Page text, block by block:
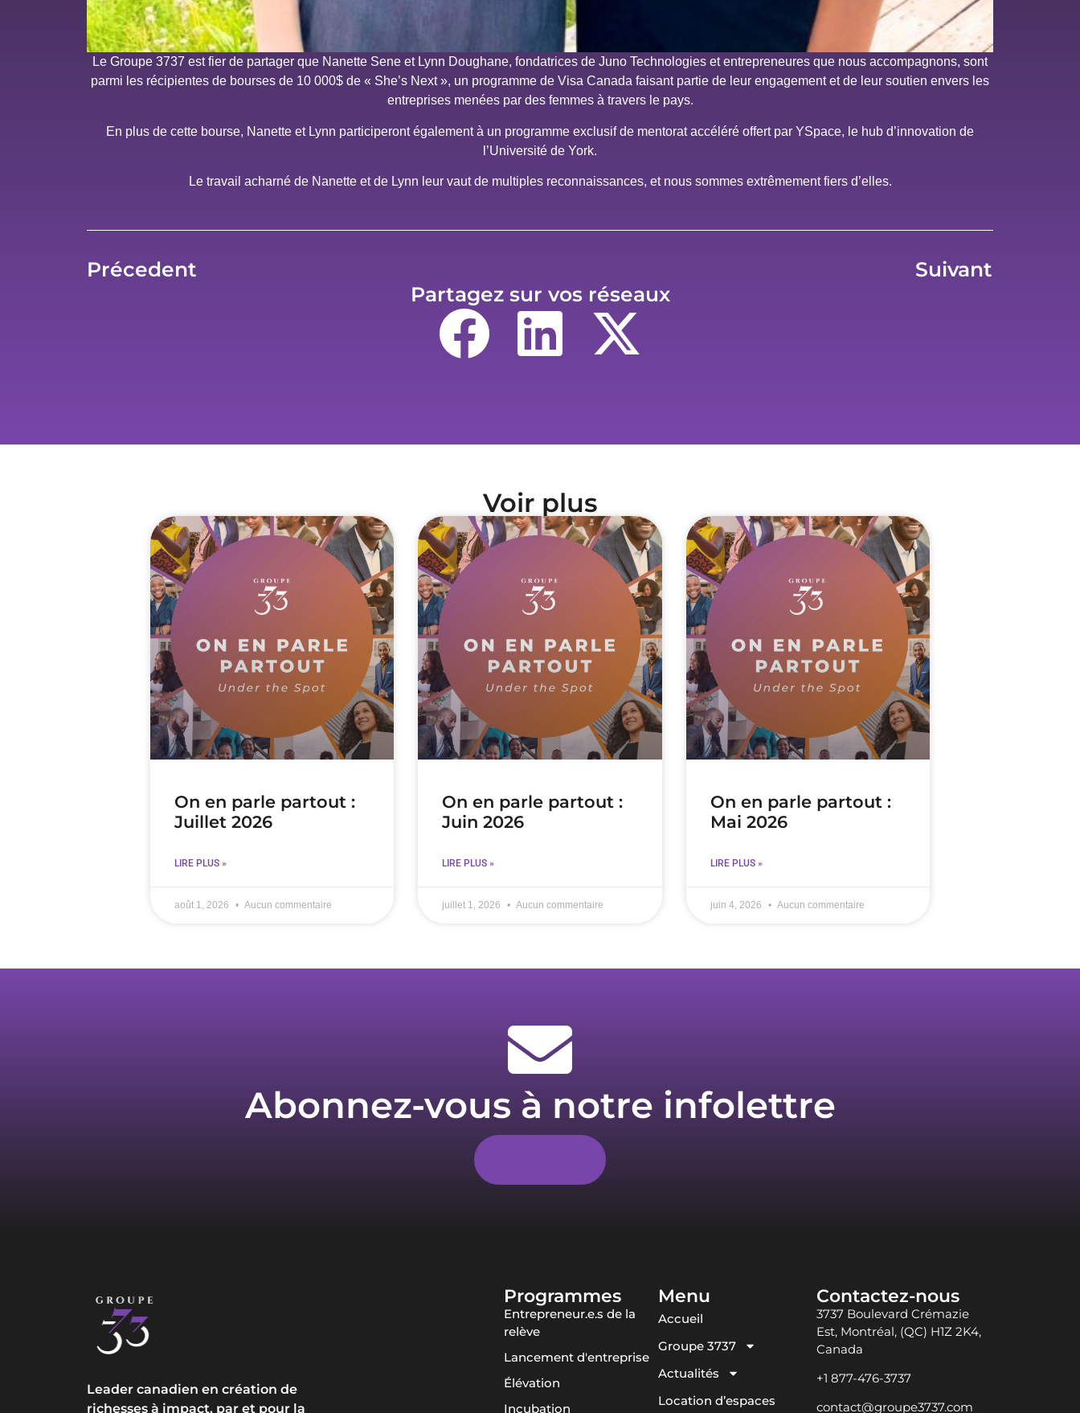
Le Groupe 3737 est fier de partager que Nanette Sene et Lynn Doughane, fondatrices de Juno Technologies et entrepreneures que nous accompagnons, sont
parmi les récipientes de bourses de 10 000$ de « She’s Next », un programme de Visa Canada faisant partie de leur engagement et de leur soutien envers les
entreprises menées par des femmes à travers le pays.
En plus de cette bourse, Nanette et Lynn participeront également à un programme exclusif de mentorat accéléré offert par YSpace, le hub d’innovation de
l’Université de York.
Le travail acharné de Nanette et de Lynn leur vaut de multiples reconnaissances, et nous sommes extrêmement fiers d’elles.
Précedent
Suivant
Partagez sur vos réseaux
Voir plus
On en parle partout :
Juillet 2026
LIRE PLUS »
août 1, 2026 Aucun commentaire
On en parle partout :
Juin 2026
LIRE PLUS »
juillet 1, 2026 Aucun commentaire
On en parle partout :
Mai 2026
LIRE PLUS »
juin 4, 2026 Aucun commentaire
Abonnez-vous à notre infolettre
Leader canadien en création de
richesses à impact, par et pour la
Programmes
Entrepreneur.e.s de la
relève
Lancement d'entreprise
Élévation
Incubation
Menu
Accueil
Groupe 3737
Actualités
Location d’espaces
Contactez-nous
3737 Boulevard Crémazie
Est, Montréal, (QC) H1Z 2K4,
Canada
+1 877-476-3737
contact@groupe3737.com